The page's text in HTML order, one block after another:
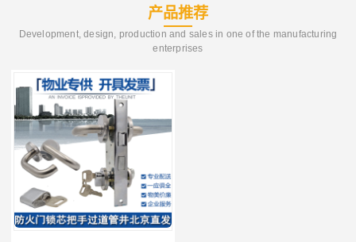
产品推荐
Development, design, production and sales in one of the manufacturing
enterprises